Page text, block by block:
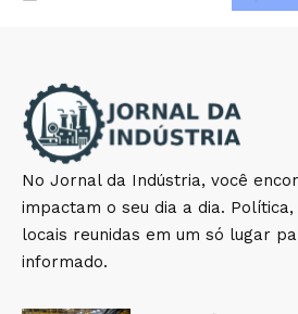
No Jornal da Indústria, você
impactam o seu dia a dia.
locais reunidas em um só lugar
informado.